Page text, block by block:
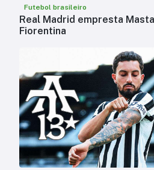
Futebol brasileiro
Real Madrid empresta
Fiorentina